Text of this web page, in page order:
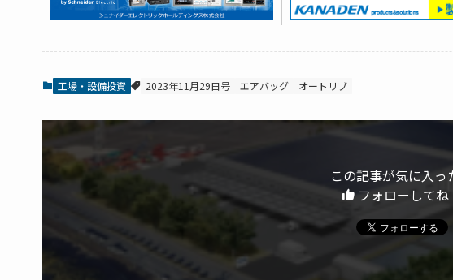
工場・設備投資 2023年11月29日号 エアバッグ オートリブ
この記事が気に入っ
フォローしてね